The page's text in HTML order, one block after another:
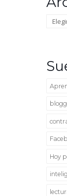
Archivo
Hoy